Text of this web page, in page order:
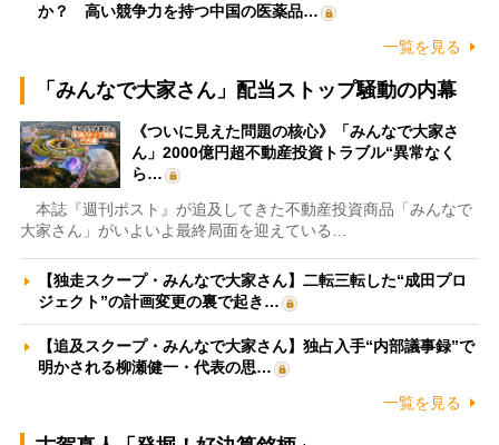
か？ 高い競争力を持つ中国の医薬品…
一覧を見る
「みんなで大家さん」配当ストップ騒動の内幕
《ついに見えた問題の核心》「みんなで大家さ
ん」2000億円超不動産投資トラブル“異常なく
ら…
本誌『週刊ポスト』が追及してきた不動産投資商品「みんなで
大家さん」がいよいよ最終局面を迎えている…
【独走スクープ・みんなで大家さん】二転三転した“成田プロ
ジェクト”の計画変更の裏で起き…
【追及スクープ・みんなで大家さん】独占入手“内部議事録”で
明かされる柳瀬健一・代表の思…
一覧を見る